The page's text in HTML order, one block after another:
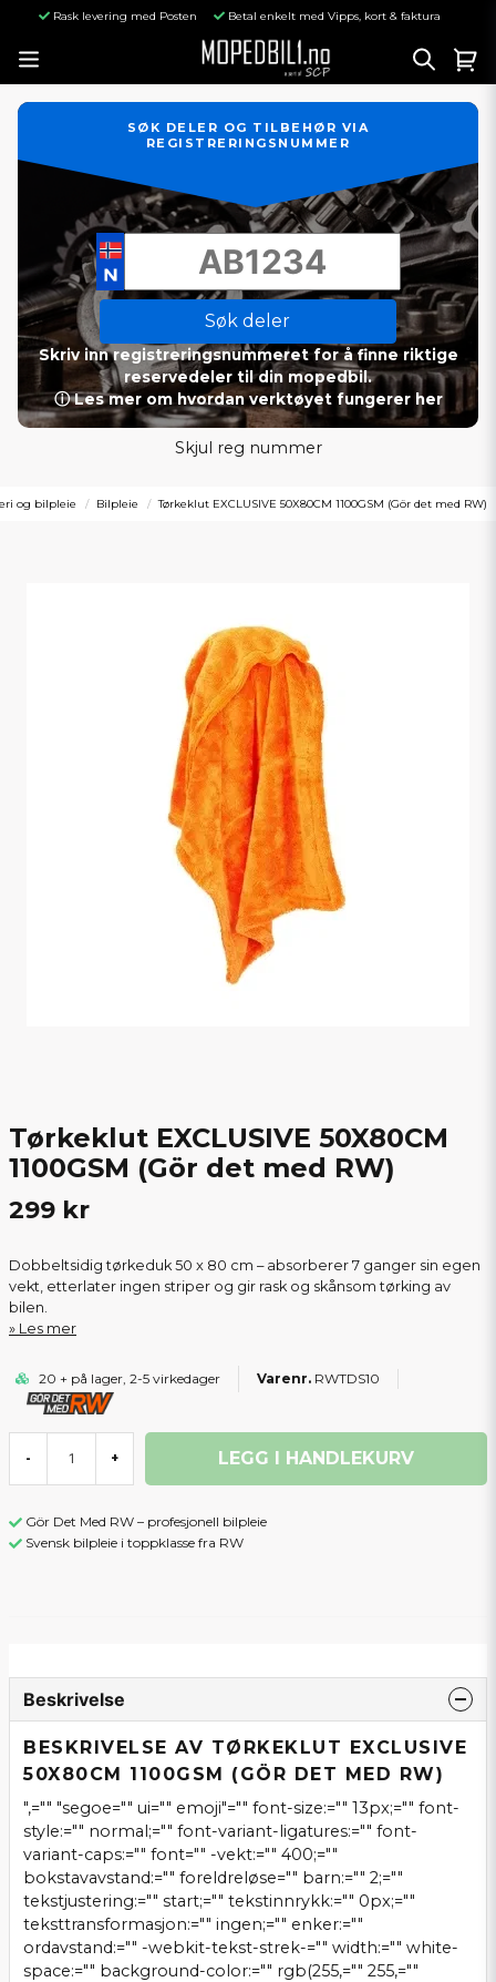
Rask levering med Posten Betal enkelt med Vipps, kort & faktura
SØK DELER OG TILBEHØR VIA
REGISTRERINGSNUMMER
Søk deler
Skriv inn registreringsnummeret for å finne riktige
reservedeler til din mopedbil.
ⓘ Les mer om hvordan verktøyet fungerer her
Skjul reg nummer
og bilpleie Bilpleie Tørkeklut EXCLUSIVE 50X80CM 1100GSM (Gör det med RW)
Tørkeklut EXCLUSIVE 50X80CM
1100GSM (Gör det med RW)
299 kr
Dobbeltsidig tørkeduk 50 x 80 cm – absorberer 7 ganger sin egen
vekt, etterlater ingen striper og gir rask og skånsom tørking av
bilen.
Les mer
20 + på lager, 2-5 virkedager RWTDS10
- + LEGG I HANDLEKURV
Gör Det Med RW – profesjonell bilpleie
Svensk bilpleie i toppklasse fra RW
Beskrivelse
BESKRIVELSE AV TØRKEKLUT EXCLUSIVE
50X80CM 1100GSM (GÖR DET MED RW)
",="" "segoe="" ui="" emoji"="" font-size:="" 13px;="" font-
style:="" normal;="" font-variant-ligatures:="" font-
variant-caps:="" font="" -vekt:="" 400;=""
bokstavavstand:="" foreldreløse="" barn:="" 2;=""
tekstjustering:="" start;="" tekstinnrykk:="" 0px;=""
teksttransformasjon:="" ingen;="" enker:=""
ordavstand:="" -webkit-tekst-strek-="" width:="" white-
space:="" background-color:="" rgb(255,="" 255,=""